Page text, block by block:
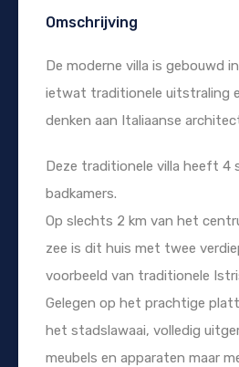
Omschrijving
De moderne villa is gebouwd
ietwat traditionele uitstraling
denken aan Italiaanse
Deze traditionele villa heeft 4
badkamers.
Op slechts 2 km van het
zee is dit huis met twee
voorbeeld van traditionele
Gelegen op het prachtige
het stadslawaai, volledig
meubels en apparaten maar